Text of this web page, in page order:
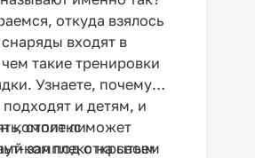
откуда взялось
входят в
такие тренировки
Узнаете, почему
и детям, и
комплекс может
зал под открытым
стоит ли
комплекс на своем